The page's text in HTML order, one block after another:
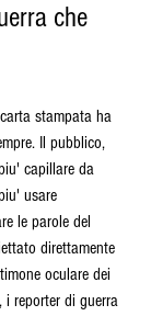
che
stampata ha
Il pubblico,
capillare da
usare
le parole del
direttamente
oculare dei
reporter di guerra